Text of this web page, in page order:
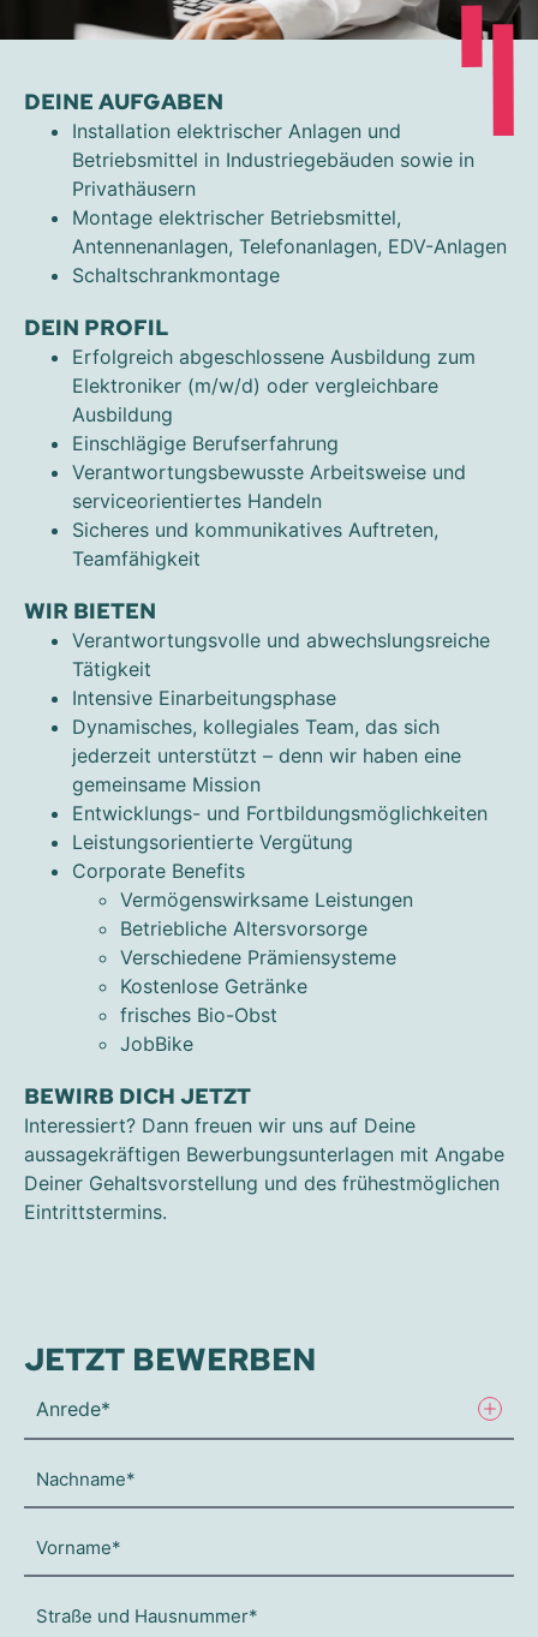
DEINE AUFGABEN
Installation elektrischer Anlagen und
Betriebsmittel in Industriegebäuden sowie in
Privathäusern
Montage elektrischer Betriebsmittel,
Antennenanlagen, Telefonanlagen, EDV-Anlagen
Schaltschrankmontage
DEIN PROFIL
Erfolgreich abgeschlossene Ausbildung zum
Elektroniker (m/w/d) oder vergleichbare
Ausbildung
Einschlägige Berufserfahrung
Verantwortungsbewusste Arbeitsweise und
serviceorientiertes Handeln
Sicheres und kommunikatives Auftreten,
Teamfähigkeit
WIR BIETEN
Verantwortungsvolle und abwechslungsreiche
Tätigkeit
Intensive Einarbeitungsphase
Dynamisches, kollegiales Team, das sich
jederzeit unterstützt – denn wir haben eine
gemeinsame Mission
Entwicklungs- und Fortbildungsmöglichkeiten
Leistungsorientierte Vergütung
Corporate Benefits
Vermögenswirksame Leistungen
Betriebliche Altersvorsorge
Verschiedene Prämiensysteme
Kostenlose Getränke
frisches Bio-Obst
JobBike
BEWIRB DICH JETZT
Interessiert? Dann freuen wir uns auf Deine
aussagekräftigen Bewerbungsunterlagen mit Angabe
Deiner Gehaltsvorstellung und des frühestmöglichen
Eintrittstermins.
JETZT BEWERBEN